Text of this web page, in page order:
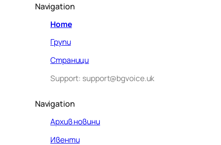
Navigation
Home
Групи
Страници
Support: support@bgvoice.uk
Navigation
Архив новини
Ивенти